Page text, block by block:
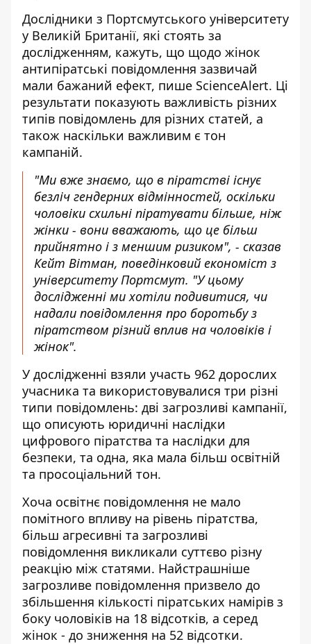
Дослідники з Портсмутського університету
у Великій Британії, які стоять за
дослідженням, кажуть, що щодо жінок
антипіратські повідомлення зазвичай
мали бажаний ефект, пише ScienceAlert. Ці
результати показують важливість різних
типів повідомлень для різних статей, а
також наскільки важливим є тон
кампаній.
"Ми вже знаємо, що в піратстві існує
безліч гендерних відмінностей, оскільки
чоловіки схильні піратувати більше, ніж
жінки - вони вважають, що це більш
прийнятно і з меншим ризиком", - сказав
Кейт Вітман, поведінковий економіст з
університету Портсмут. "У цьому
дослідженні ми хотіли подивитися, чи
надали повідомлення про боротьбу з
піратством різний вплив на чоловіків і
жінок".
У дослідженні взяли участь 962 дорослих
учасника та використовувалися три різні
типи повідомлень: дві загрозливі кампанії,
що описують юридичні наслідки
цифрового піратства та наслідки для
безпеки, та одна, яка мала більш освітній
та просоціальний тон.
Хоча освітнє повідомлення не мало
помітного впливу на рівень піратства,
більш агресивні та загрозливі
повідомлення викликали суттєво різну
реакцію між статями. Найстрашніше
загрозливе повідомлення призвело до
збільшення кількості піратських намірів з
боку чоловіків на 18 відсотків, а серед
жінок - до зниження на 52 відсотки.